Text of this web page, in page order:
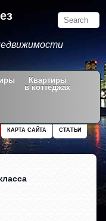
Квартиры
в коттеджах
СТАТЬИ
КАРТА САЙТА